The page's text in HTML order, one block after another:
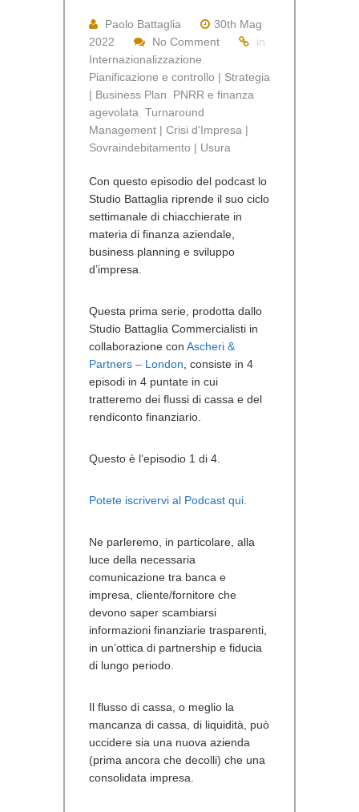
Paolo Battaglia
30th Mag
2022
No Comment
in
Internazionalizzazione,
Pianificazione e controllo | Strategia
| Business Plan, PNRR e finanza
agevolata, Turnaround
Management | Crisi d'Impresa |
Sovraindebitamento | Usura
Con questo episodio del podcast lo
Studio Battaglia riprende il suo ciclo
settimanale di chiacchierate in
materia di finanza aziendale,
business planning e sviluppo
d’impresa.
Questa prima serie, prodotta dallo
Studio Battaglia Commercialisti in
collaborazione con Ascheri &
Partners – London, consiste in 4
episodi in 4 puntate in cui
tratteremo dei flussi di cassa e del
rendiconto finanziario.
Questo è l’episodio 1 di 4.
Potete iscrivervi al Podcast qui.
Ne parleremo, in particolare, alla
luce della necessaria
comunicazione tra banca e
impresa, cliente/fornitore che
devono saper scambiarsi
informazioni finanziarie trasparenti,
in un’ottica di partnership e fiducia
di lungo periodo.
Il flusso di cassa, o meglio la
mancanza di cassa, di liquidità, può
uccidere sia una nuova azienda
(prima ancora che decolli) che una
consolidata impresa.